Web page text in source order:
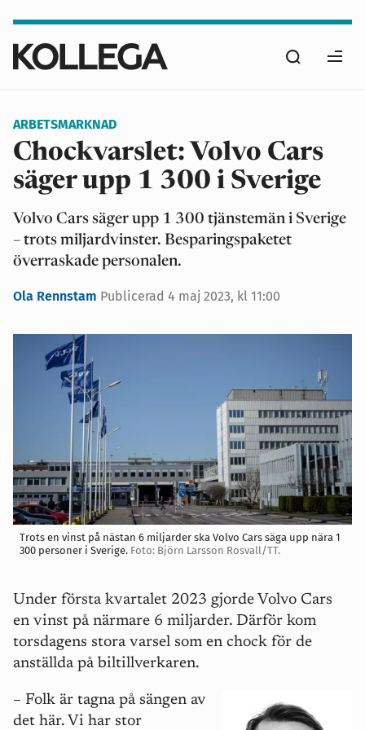
huvudinnehåll
Sök
ARBETSMARKNAD
Chockvarslet: Volvo Cars
säger upp 1 300 i Sverige
Volvo Cars säger upp 1 300 tjänstemän i Sverige
– trots miljardvinster. Besparingspaketet
överraskade personalen.
Ola Rennstam Publicerad 4 maj 2023, kl 11:00
Trots en vinst på nästan 6 miljarder ska Volvo Cars säga upp nära 1
300 personer i Sverige. Foto: Björn Larsson Rosvall/TT.
Under första kvartalet 2023 gjorde Volvo Cars
en vinst på närmare 6 miljarder. Därför kom
torsdagens stora varsel som en chock för de
anställda på biltillverkaren.
– Folk är tagna på sängen av
det här. Vi har stor